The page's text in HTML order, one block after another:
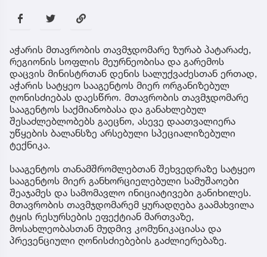
აჭარის მთავრობის თავმჯდომარე ზურაბ პატარაძე,
რეგიონის სოფლის მეურნეობისა და გარემოს
დაცვის მინისტრთან დენის სალუქვაძესთან ერთად,
აჭარის სატყეო სააგენტოს მიერ ორგანიზებულ
ღონისძიებას დაესწრო. მთავრობის თავმჯდომარე
სააგენტოს საქმიანობასა და განახლებულ
შესაძლებლობებს გაეცნო, ასევე დაათვალიერა
უწყების ბალანსზე არსებული სპეციალიზებული
ტექნიკა.
სააგენტოს თანამშრომლებთან შეხვედრაზე სატყეო
სააგენტოს მიერ განხორციელებული სამუშაოები
შეაჯამეს და სამომავლო ინიციატივები განიხილეს.
მთავრობის თავმჯდომარემ ყურადღება გაამახვილა
ტყის რესურსების ეფექტიან მართვაზე,
მოსახლეობასთან მუდმივ კომუნიკაციასა და
პრევენციული ღონისძიებების გაძლიერებაზე.